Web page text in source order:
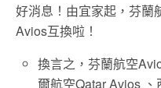
好消息！由宜家起，芬蘭
Avios互換啦！
換言之，芬蘭航空
爾航空Qatar Avios